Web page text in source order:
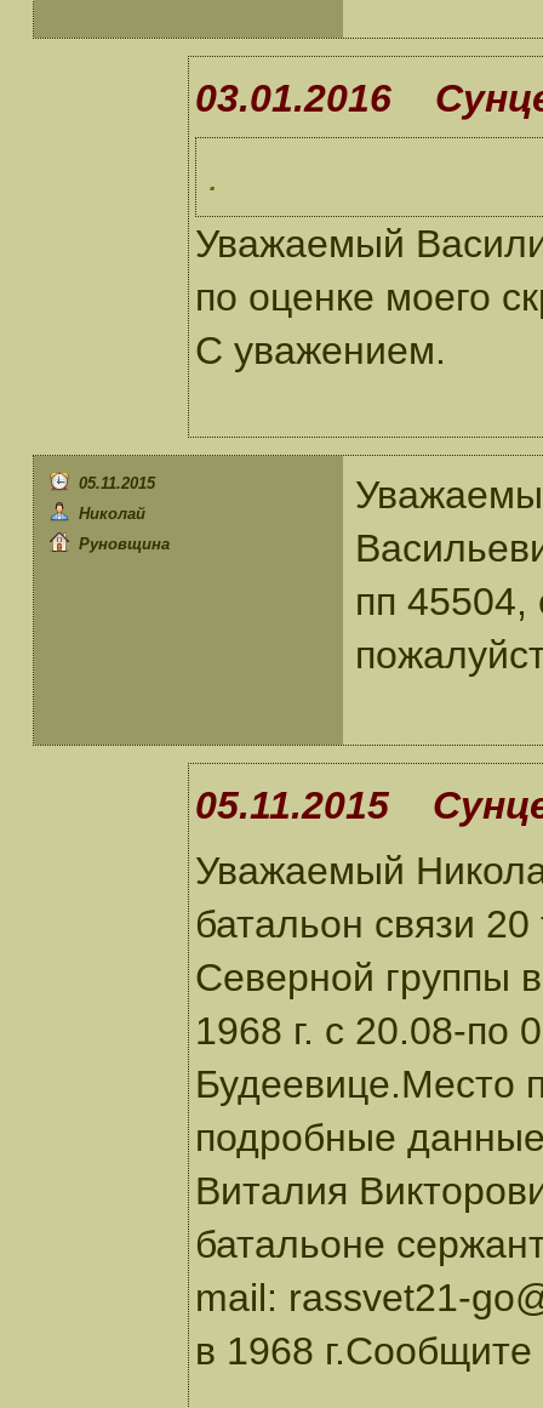
03.01.2016
.
Уважаемый
по оценке моего
С уважением.
05.11.2015
Николай
Руновщина
пп
05.11.2015
Уважаемый
батальон связи
Северной группы
1968 г. с 20.08-по
Будеевице.Место
подробные
Виталия
батальоне
mail: rassvet21-
в 1968